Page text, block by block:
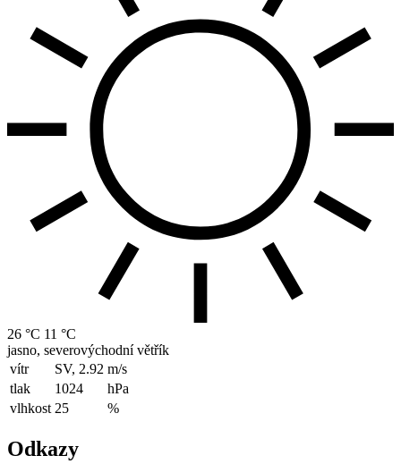
26 °C 11 °C
jasno, severovýchodní větřík
vítr
SV, 2.92 m/s
tlak
1024
hPa
vlhkost 25 %
Odkazy